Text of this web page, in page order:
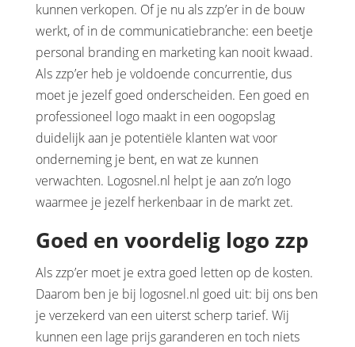
kunnen verkopen. Of je nu als zzp’er in de bouw
werkt, of in de communicatiebranche: een beetje
personal branding en marketing kan nooit kwaad.
Als zzp’er heb je voldoende concurrentie, dus
moet je jezelf goed onderscheiden. Een goed en
professioneel logo maakt in een oogopslag
duidelijk aan je potentiële klanten wat voor
onderneming je bent, en wat ze kunnen
verwachten. Logosnel.nl helpt je aan zo’n logo
waarmee je jezelf herkenbaar in de markt zet.
Goed en voordelig logo zzp
Als zzp’er moet je extra goed letten op de kosten.
Daarom ben je bij logosnel.nl goed uit: bij ons ben
je verzekerd van een uiterst scherp tarief. Wij
kunnen een lage prijs garanderen en toch niets